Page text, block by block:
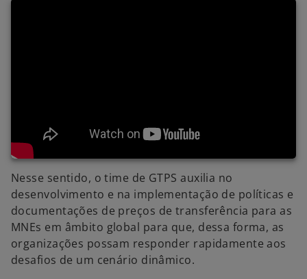
Nesse sentido, o time de GTPS auxilia no
desenvolvimento e na implementação de políticas e
documentações de preços de transferência para as
MNEs em âmbito global para que, dessa forma, as
organizações possam responder rapidamente aos
desafios de um cenário dinâmico.